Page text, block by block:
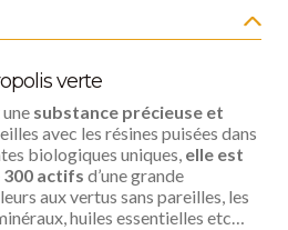
verte
substance précieuse et
avec les résines puisées dans
biologiques uniques, elle est
300 actifs d’une grande
aux vertus sans pareilles, les
huiles essentielles etc…